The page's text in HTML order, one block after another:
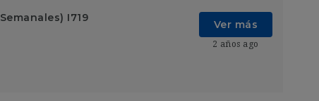
I719
Ver más
2 años ago